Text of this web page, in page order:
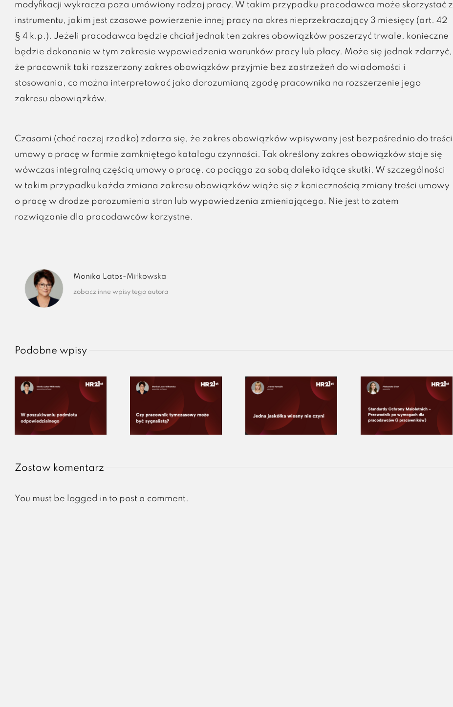
modyfikacji wykracza poza umówiony rodzaj pracy. W takim przypadku pracodawca może skorzystać z
instrumentu, jakim jest czasowe powierzenie innej pracy na okres nieprzekraczający 3 miesięcy (art. 42
§ 4 k.p.). Jeżeli pracodawca będzie chciał jednak ten zakres obowiązków poszerzyć trwale, konieczne
będzie dokonanie w tym zakresie wypowiedzenia warunków pracy lub płacy. Może się jednak zdarzyć,
że pracownik taki rozszerzony zakres obowiązków przyjmie bez zastrzeżeń do wiadomości i
stosowania, co można interpretować jako dorozumianą zgodę pracownika na rozszerzenie jego
zakresu obowiązków.
Czasami (choć raczej rzadko) zdarza się, że zakres obowiązków wpisywany jest bezpośrednio do treści
umowy o pracę w formie zamkniętego katalogu czynności. Tak określony zakres obowiązków staje się
wówczas integralną częścią umowy o pracę, co pociąga za sobą daleko idące skutki. W szczególności
w takim przypadku każda zmiana zakresu obowiązków wiąże się z koniecznością zmiany treści umowy
o pracę w drodze porozumienia stron lub wypowiedzenia zmieniającego. Nie jest to zatem
rozwiązanie dla pracodawców korzystne.
Monika Latos-Miłkowska
zobacz inne wpisy tego autora
Podobne wpisy
Zostaw komentarz
You must be logged in to post a comment.